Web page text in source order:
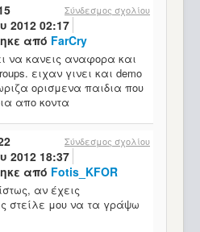
Σύνδεσμος σχολίου
2012 02:17
από FarCry
να κανεις αναφορα και
ειχαν γινει και demo
ορισμενα παιδια που
απο κοντα
Σύνδεσμος σχολίου
2012 18:37
από Fotis_KFOR
αν έχεις
στείλε μου να τα γράψω